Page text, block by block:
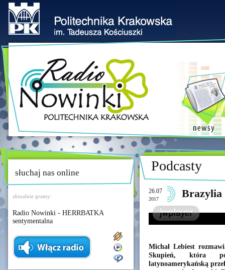
słuchaj nas online
aktualnie gramy:
Radio Nowinki - HERRBATKA
sentymentalna
Podcasty
26.07
2017 Brazylia
Michał Lebiest
Skupień, która
latynoamerykańską